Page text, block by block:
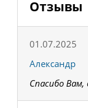
Отзывы
01.07.2025
Александр
Спасибо Вам,